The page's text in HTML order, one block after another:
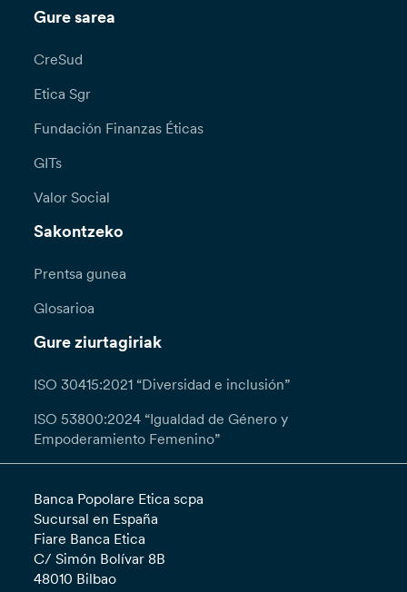
Gure sarea
CreSud
Etica Sgr
Fundación Finanzas Éticas
GITs
Valor Social
Sakontzeko
Prentsa gunea
Glosarioa
Gure ziurtagiriak
ISO 30415:2021 “Diversidad e inclusión”
ISO 53800:2024 “Igualdad de Género y
Empoderamiento Femenino”
Banca Popolare Etica scpa
Sucursal en España
Fiare Banca Etica
C/ Simón Bolívar 8B
48010 Bilbao